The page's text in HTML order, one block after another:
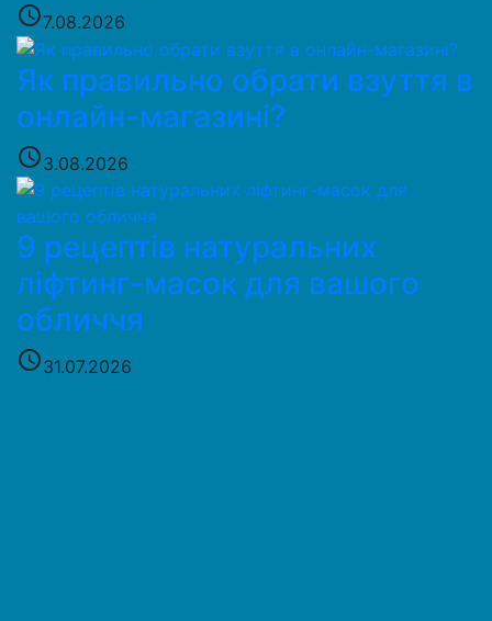
access_time7.08.2026
Як правильно обрати взуття в
онлайн-магазині?
access_time3.08.2026
9 рецептів натуральних
ліфтинг-масок для вашого
обличчя
access_time31.07.2026